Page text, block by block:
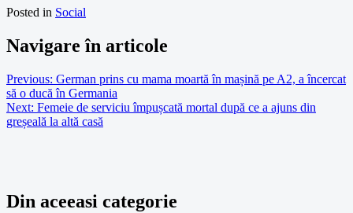
Posted in Social
Navigare în articole
Previous: German prins cu mama moartă în mașină pe A2, a încercat
să o ducă în Germania
Next: Femeie de serviciu împușcată mortal după ce a ajuns din
greșeală la altă casă
Din aceeasi categorie